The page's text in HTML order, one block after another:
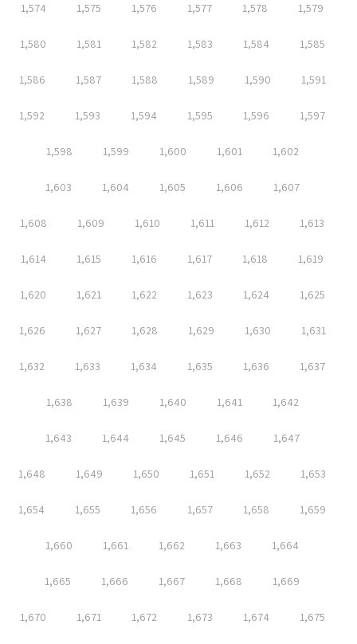
1,574 1,575 1,576 1,577 1,578 1,579
1,580 1,581 1,582 1,583 1,584 1,585
1,586 1,587 1,588 1,589 1,590 1,591
1,592 1,593 1,594 1,595 1,596 1,597
1,598 1,599 1,600 1,601 1,602
1,603 1,604 1,605 1,606 1,607
1,608 1,609 1,610 1,611 1,612 1,613
1,614 1,615 1,616 1,617 1,618 1,619
1,620 1,621 1,622 1,623 1,624 1,625
1,626 1,627 1,628 1,629 1,630 1,631
1,632 1,633 1,634 1,635 1,636 1,637
1,638 1,639 1,640 1,641 1,642
1,643 1,644 1,645 1,646 1,647
1,648 1,649 1,650 1,651 1,652 1,653
1,654 1,655 1,656 1,657 1,658 1,659
1,660 1,661 1,662 1,663 1,664
1,665 1,666 1,667 1,668 1,669
1,670 1,671 1,672 1,673 1,674 1,675